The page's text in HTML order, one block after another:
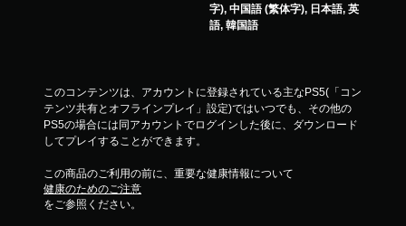
字), 中国語 (繁体字), 日本語, 英
語, 韓国語
このコンテンツは、アカウントに登録されている主なPS5(「コン
テンツ共有とオフラインプレイ」設定)ではいつでも、その他の
PS5の場合には同アカウントでログインした後に、ダウンロード
してプレイすることができます。
この商品のご利用の前に、重要な健康情報について
健康のためのご注意
をご参照ください。